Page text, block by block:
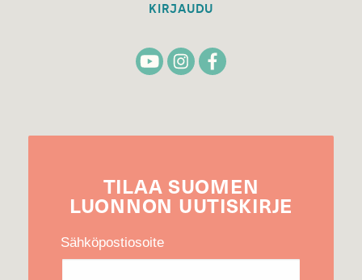
KIRJAUDU
TILAA SUOMEN
LUONNON UUTIS­KIRJE
Sähköpostiosoite